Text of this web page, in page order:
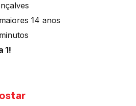
14 anos
1!